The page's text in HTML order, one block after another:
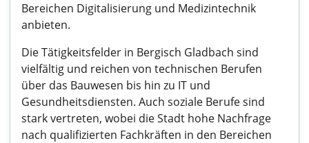
Bereichen Digitalisierung und Medizintechnik
anbieten.
Die Tätigkeitsfelder in Bergisch Gladbach sind
vielfältig und reichen von technischen Berufen
über das Bauwesen bis hin zu IT und
Gesundheitsdiensten. Auch soziale Berufe sind
stark vertreten, wobei die Stadt hohe Nachfrage
nach qualifizierten Fachkräften in den Bereichen